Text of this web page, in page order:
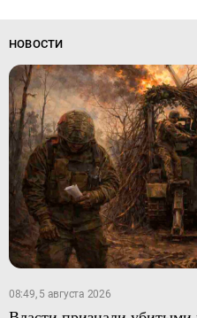
НОВОСТИ
08:49, 5 августа 2026